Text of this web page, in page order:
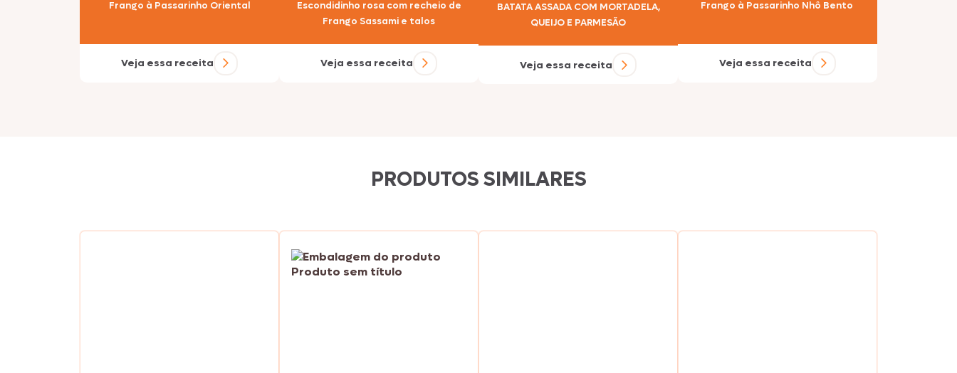
Nhô Bento
Tekitos
Frango à Passarinho Oriental
Veja essa receita
Escondidinho rosa com recheio de
Frango Sassami e talos
Veja essa receita
BATATA ASSADA COM MORTADELA,
QUEIJO E PARMESÃO
Veja essa receita
Frango à Passarinho Nhô Bento
Veja essa receita
PRODUTOS SIMILARES